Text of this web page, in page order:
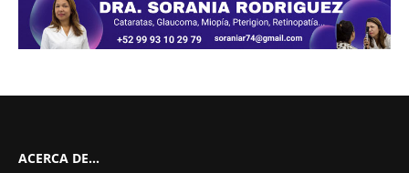
ACERCA DE…